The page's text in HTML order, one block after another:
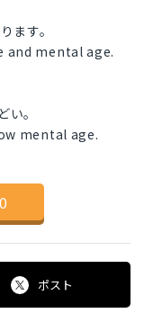
ます。
and mental age.
。
mental age.
0
ポスト